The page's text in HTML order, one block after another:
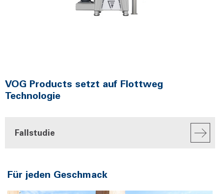
VOG Products setzt auf Flottweg
Technologie
Fallstudie
Für jeden Geschmack